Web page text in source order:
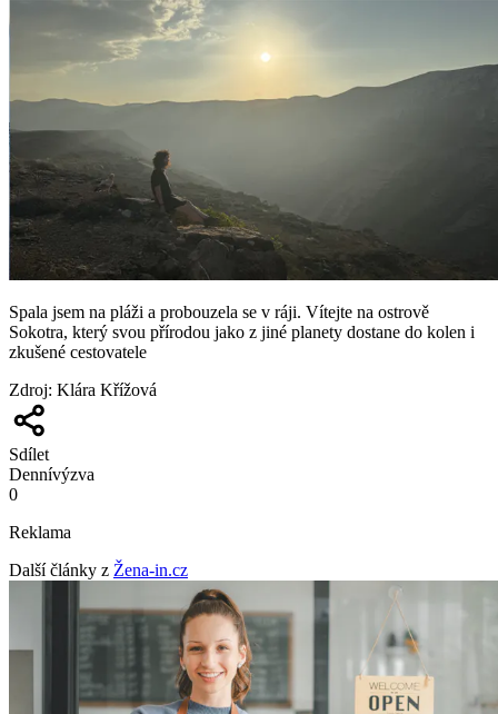
Spala jsem na pláži a probouzela se v ráji. Vítejte na ostrově
Sokotra, který svou přírodou jako z jiné planety dostane do kolen i
zkušené cestovatele
Zdroj: Klára Křížová
Sdílet
Dennívýzva
0
Reklama
Další články z Žena-in.cz